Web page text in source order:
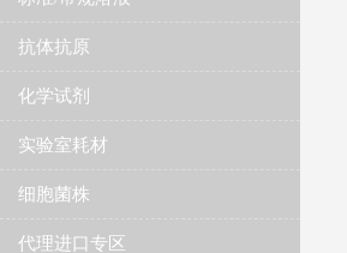
抗体抗原
化学试剂
实验室耗材
细胞菌株
代理进口专区